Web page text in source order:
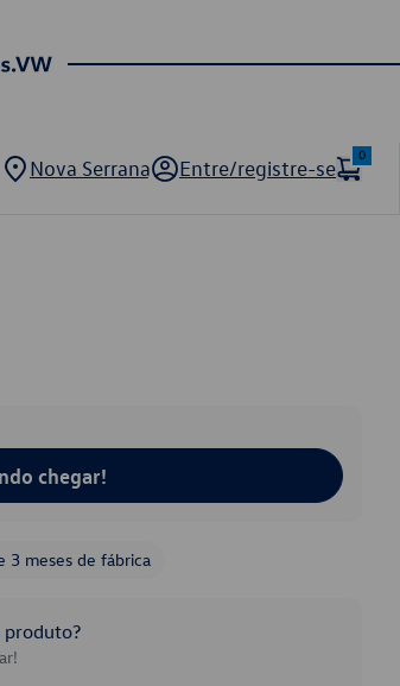
Nova Serrana Entre/registre-se
0
chegar!
3 meses de fábrica
produto?